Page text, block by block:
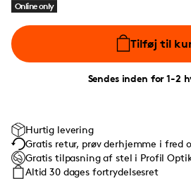
Online only
Tilføj til
Sendes inden for 1-2
Hurtig levering
Gratis retur, prøv derhjemme i fred
Gratis tilpasning af stel i Profil
Altid 30 dages fortrydelsesret